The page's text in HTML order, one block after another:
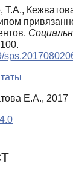
Т.А.,
Е.А., 2017